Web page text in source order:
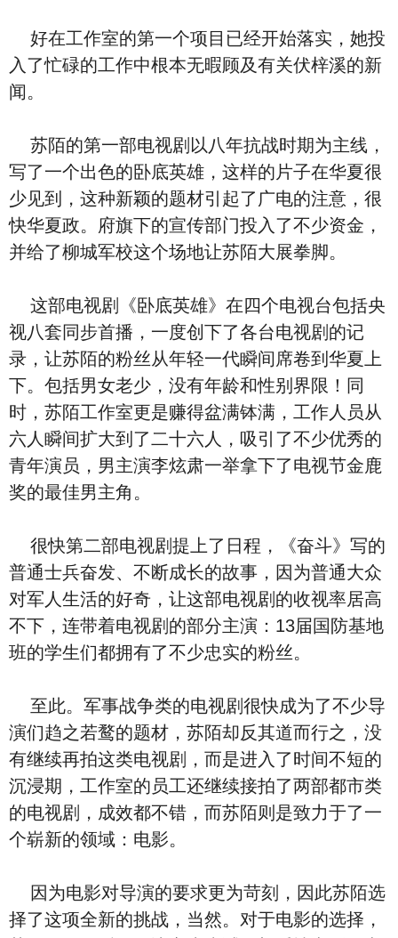
好在工作室的第一个项目已经开始落实，她投
入了忙碌的工作中根本无暇顾及有关伏梓溪的新
闻。
苏陌的第一部电视剧以八年抗战时期为主线，
写了一个出色的卧底英雄，这样的片子在华夏很
少见到，这种新颖的题材引起了广电的注意，很
快华夏政。府旗下的宣传部门投入了不少资金，
并给了柳城军校这个场地让苏陌大展拳脚。
这部电视剧《卧底英雄》在四个电视台包括央
视八套同步首播，一度创下了各台电视剧的记
录，让苏陌的粉丝从年轻一代瞬间席卷到华夏上
下。包括男女老少，没有年龄和性别界限！同
时，苏陌工作室更是赚得盆满钵满，工作人员从
六人瞬间扩大到了二十六人，吸引了不少优秀的
青年演员，男主演李炫肃一举拿下了电视节金鹿
奖的最佳男主角。
很快第二部电视剧提上了日程，《奋斗》写的
普通士兵奋发、不断成长的故事，因为普通大众
对军人生活的好奇，让这部电视剧的收视率居高
不下，连带着电视剧的部分主演：13届国防基地
班的学生们都拥有了不少忠实的粉丝。
至此。军事战争类的电视剧很快成为了不少导
演们趋之若鹜的题材，苏陌却反其道而行之，没
有继续再拍这类电视剧，而是进入了时间不短的
沉浸期，工作室的员工还继续接拍了两部都市类
的电视剧，成效都不错，而苏陌则是致力于了一
个崭新的领域：电影。
因为电影对导演的要求更为苛刻，因此苏陌选
择了这项全新的挑战，当然。对于电影的选择，